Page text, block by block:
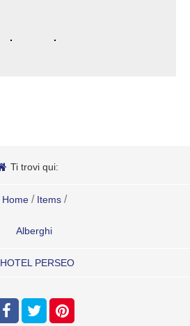
Ti trovi qui:
Home / Items /
Alberghi
HOTEL PERSEO